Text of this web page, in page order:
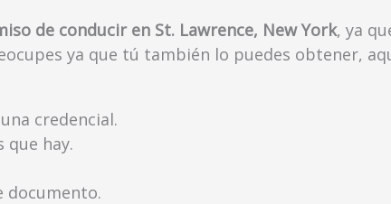
de conducir en St. Lawrence, New York, ya
ya que tú también lo puedes obtener,
credencial.
que hay.
documento.